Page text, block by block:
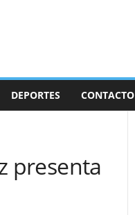
DEPORTES CONTACTO
presenta